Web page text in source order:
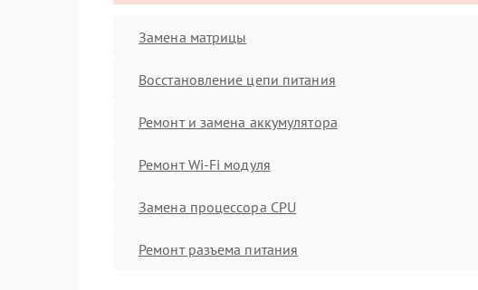
Замена матрицы
Восстановление цепи питания
Ремонт и замена аккумулятора
Ремонт Wi-Fi модуля
Замена процессора CPU
Ремонт разъема питания